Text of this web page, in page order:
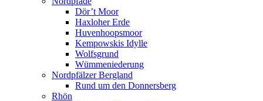
Dör’t Moor
Haxloher Erde
Huvenhoopsmoor
Kempowskis Idylle
Wolfsgrund
Wümmeniederung
Nordpfälzer Bergland
Rund um den Donnersberg
Rhön